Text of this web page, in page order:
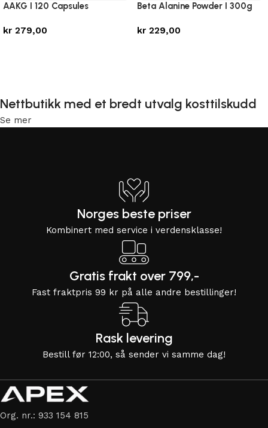
AAKG I 120 Capsules
kr 279,00
Beta Alanine Powder I 300g
kr 229,00
Nettbutikk med et bredt utvalg kosttilskudd
Se mer
Norges beste priser
Kombinert med service i verdensklasse!
Gratis frakt over 799,-
Fast fraktpris 99 kr på alle andre bestillinger!
Rask levering
Bestill før 12:00, så sender vi samme dag!
Org. nr.: 933 154 815